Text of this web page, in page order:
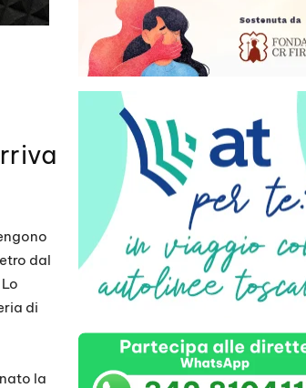
dal
di
la